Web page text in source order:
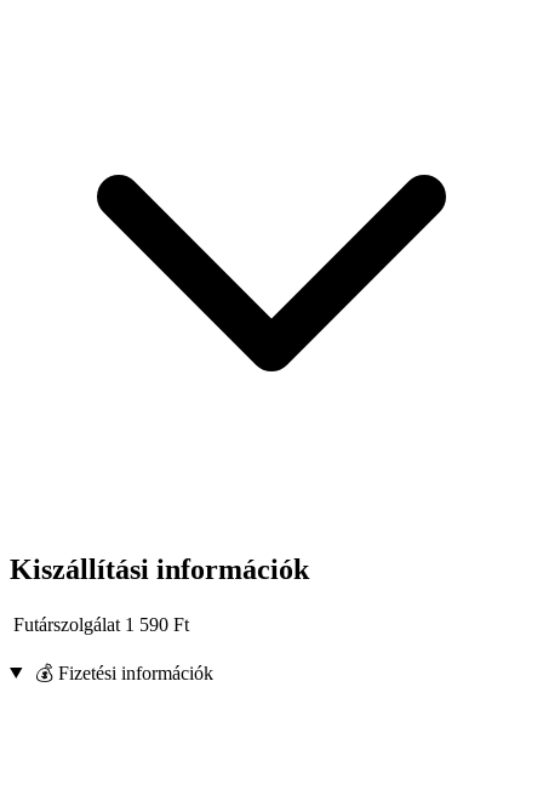
Kiszállítási információk
Futárszolgálat 1 590 Ft
💰 Fizetési információk